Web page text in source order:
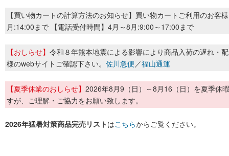
【買い物カートの計算方法のお知らせ】買い物カートご利用のお客
月:14:00まで 【電話受付時間】4月～8月:9:00～17:00まで
【おしらせ】 令和８年熊本地震による影響により商品入荷の遅れ・
様のwebサイトご確認下さい。 佐川急便／福山通運
【夏季休業のおしらせ】 2026年8月9（日）～8月16（日）を夏季休
すが、ご理解・ご協力をお願い致します。
2026年猛暑対策商品完売リストはこちらからご覧ください。